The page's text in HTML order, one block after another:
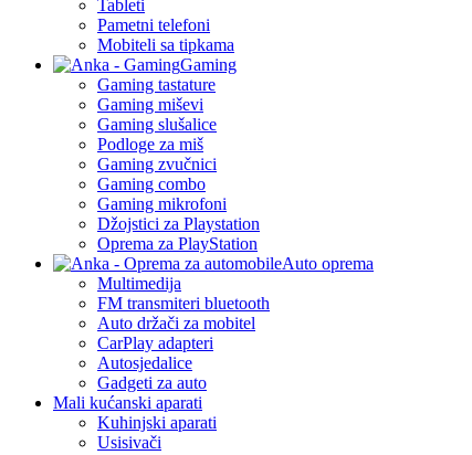
Tableti
Pametni telefoni
Mobiteli sa tipkama
Gaming
Gaming tastature
Gaming miševi
Gaming slušalice
Podloge za miš
Gaming zvučnici
Gaming combo
Gaming mikrofoni
Džojstici za Playstation
Oprema za PlayStation
Auto oprema
Multimedija
FM transmiteri bluetooth
Auto držači za mobitel
CarPlay adapteri
Autosjedalice
Gadgeti za auto
Mali kućanski aparati
Kuhinjski aparati
Usisivači